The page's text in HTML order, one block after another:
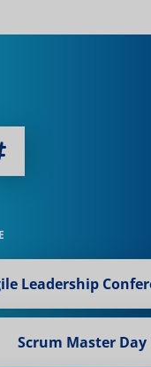
Leadership
Scrum Master Day